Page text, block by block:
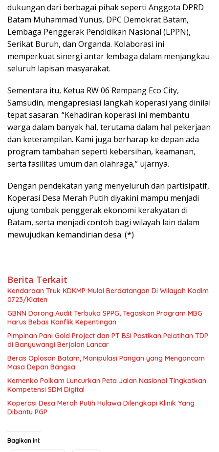
dukungan dari berbagai pihak seperti Anggota DPRD
Batam Muhammad Yunus, DPC Demokrat Batam,
Lembaga Penggerak Pendidikan Nasional (LPPN),
Serikat Buruh, dan Organda. Kolaborasi ini
memperkuat sinergi antar lembaga dalam menjangkau
seluruh lapisan masyarakat.
Sementara itu, Ketua RW 06 Rempang Eco City,
Samsudin, mengapresiasi langkah koperasi yang dinilai
tepat sasaran. “Kehadiran koperasi ini membantu
warga dalam banyak hal, terutama dalam hal pekerjaan
dan keterampilan. Kami juga berharap ke depan ada
program tambahan seperti kebersihan, keamanan,
serta fasilitas umum dan olahraga,” ujarnya.
Dengan pendekatan yang menyeluruh dan partisipatif,
Koperasi Desa Merah Putih diyakini mampu menjadi
ujung tombak penggerak ekonomi kerakyatan di
Batam, serta menjadi contoh bagi wilayah lain dalam
mewujudkan kemandirian desa. (*)
Berita Terkait
Kendaraan Truk KDKMP Mulai Berdatangan Di Wilayah Kodim
0723/Klaten
GBNN Dorong Audit Terbuka SPPG, Tegaskan Program MBG
Harus Bebas Konflik Kepentingan
Pimpinan Pani Gold Project dan PT BSI Pastikan Pelatihan TDP
di Banyuwangi Berjalan Lancar
Beras Oplosan Batam, Manipulasi Pangan yang Mengancam
Masa Depan Bangsa
Kemenko Polkam Luncurkan Peta Jalan Nasional Tingkatkan
Kompetensi SDM Digital
Koperasi Desa Merah Putih Hulawa Dilengkapi Klinik Yang
Dibantu PGP
Bagikan ini: